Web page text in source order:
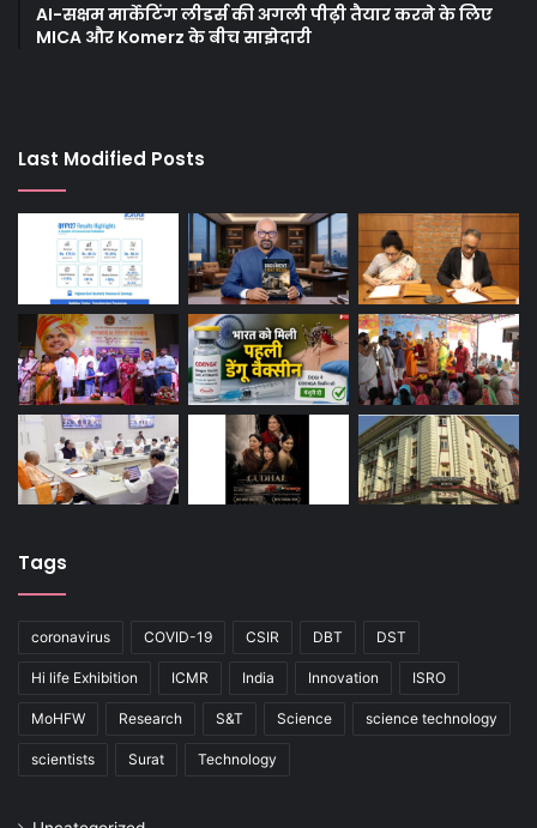
AI-सक्षम मार्केटिंग लीडर्स की अगली पीढ़ी तैयार करने के लिए
MICA और Komerz के बीच साझेदारी
Last Modified Posts
Tags
coronavirus COVID-19 CSIR DBT DST
Hi life Exhibition ICMR India Innovation ISRO
MoHFW Research S&T Science science technology
scientists Surat Technology